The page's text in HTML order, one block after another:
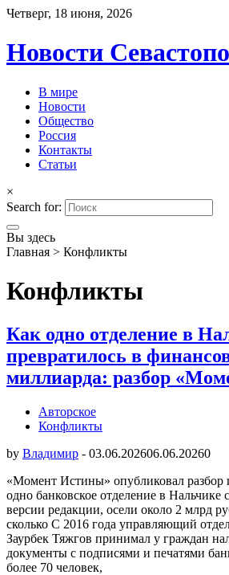
Четверг, 18 июня, 2026
Новости
В мире
Новости
Общество
Россия
Контакты
Статьи
×
Search for:
Вы здесь
Главная > Конфликты
Конфликты
Как одно отделение в
превратилось в
миллиарда: разбор
Авторское
Конфликты
by Владимир - 03.06.202606.06.20260
«Момент Истины» опубликовал разбор
одно банковское отделение в Нальчике
версии редакции, осели около 2 млрд
сколько С 2016 года управляющий
Заурбек Тяжгов принимал у граждан
документы с подписями и печатями
более 70 человек,